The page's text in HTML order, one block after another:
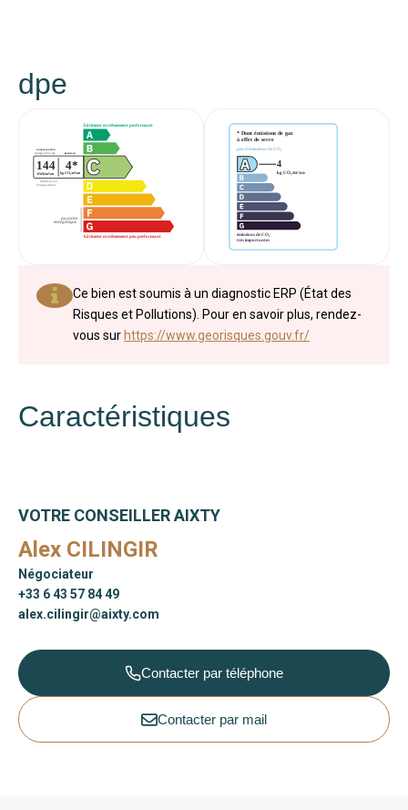
dpe
Ce bien est soumis à un diagnostic ERP (État des
Risques et Pollutions). Pour en savoir plus, rendez-
vous sur https://www.georisques.gouv.fr/
Caractéristiques
VOTRE CONSEILLER AIXTY
Alex CILINGIR
Négociateur
+33 6 43 57 84 49
alex.cilingir@aixty.com
Contacter par téléphone
Contacter par mail